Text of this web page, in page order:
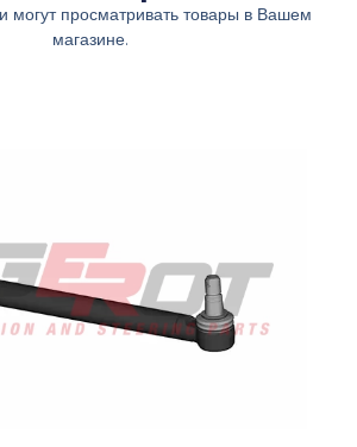
могут просматривать товары в Вашем
магазине.